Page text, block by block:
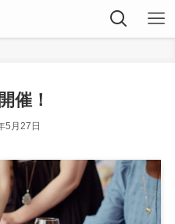
催！
5月27日